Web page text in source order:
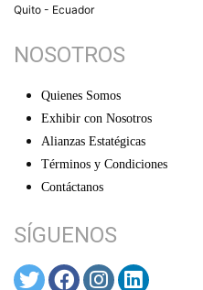
Quito - Ecuador
NOSOTROS
Quienes Somos
Exhibir con Nosotros
Alianzas Estatégicas
Términos y Condiciones
Contáctanos
SÍGUENOS